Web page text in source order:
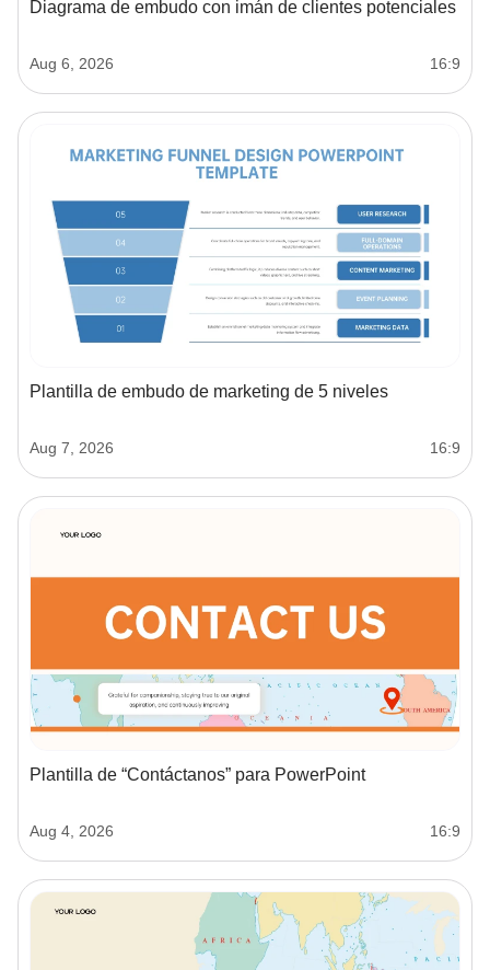
Diagrama de embudo con imán de clientes potenciales
Aug 6, 2026 16:9
Plantilla de embudo de marketing de 5 niveles
Aug 7, 2026 16:9
Plantilla de “Contáctanos” para PowerPoint
Aug 4, 2026 16:9